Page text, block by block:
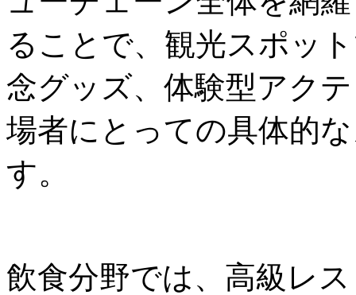
ることで、観光スポッ
念グッズ、体験型アク
場者にとっての具体的
す。
飲食分野では、高級レ